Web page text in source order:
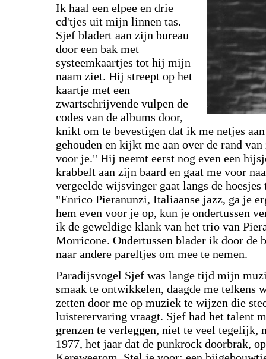
Ik haal een elpee en drie
cd'tjes uit mijn linnen tas.
Sjef bladert aan zijn bureau
door een bak met
systeemkaartjes tot hij mijn
naam ziet. Hij streept op het
kaartje met een
zwartschrijvende vulpen de
codes van de albums door,
knikt om te bevestigen dat ik me netjes
gehouden en kijkt me aan over de rand
voor je." Hij neemt eerst nog even een
krabbelt aan zijn baard en gaat me voor
vergeelde wijsvinger gaat langs de
"Enrico Pieranunzi, Italiaanse jazz, ga je
hem even voor je op, kun je ondertussen
ik de geweldige klank van het trio van
Morricone. Ondertussen blader ik door de
naar andere pareltjes om mee te nemen.
Paradijsvogel Sjef was lange tijd mijn
smaak te ontwikkelen, daagde me telkens
zetten door me op muziek te wijzen die
luisterervaring vraagt. Sjef had het talent
grenzen te verleggen, niet te veel tegelijk,
1977, het jaar dat de punkrock doorbrak,